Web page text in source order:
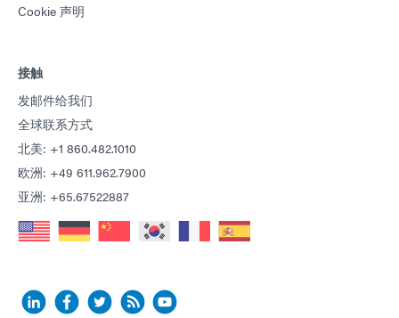
Cookie 声明
接触
发邮件给我们
全球联系方式
北美: +1 860.482.1010
欧洲: +49 611.962.7900
亚洲: +65.67522887